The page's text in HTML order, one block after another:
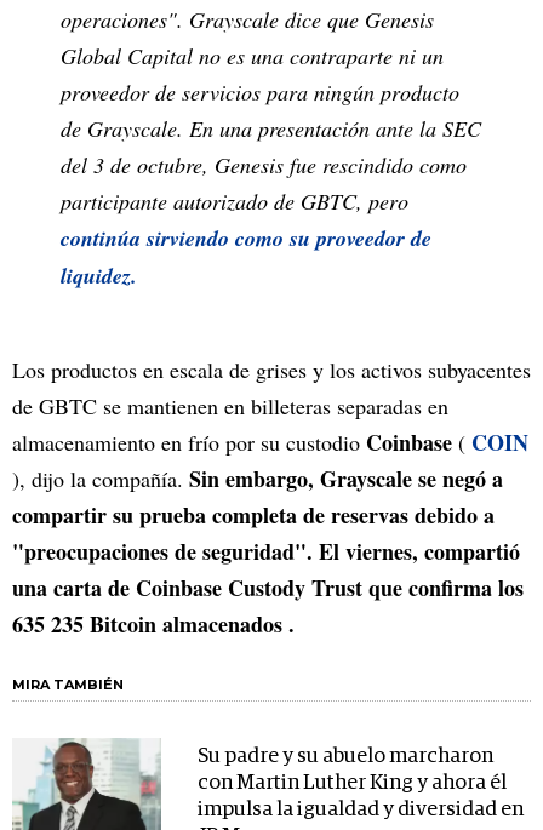
operaciones". Grayscale dice que Genesis
Global Capital no es una contraparte ni un
proveedor de servicios para ningún producto
de Grayscale. En una presentación ante la SEC
del 3 de octubre, Genesis fue rescindido como
participante autorizado de GBTC, pero
continúa sirviendo como su proveedor de
liquidez.
Los productos en escala de grises y los activos subyacentes
de GBTC se mantienen en billeteras separadas en
almacenamiento en frío por su custodio Coinbase ( COIN
), dijo la compañía. Sin embargo, Grayscale se negó a
compartir su prueba completa de reservas debido a
"preocupaciones de seguridad". El viernes, compartió
una carta de Coinbase Custody Trust que confirma los
635 235 Bitcoin almacenados .
MIRA TAMBIÉN
Su padre y su abuelo marcharon
con Martin Luther King y ahora él
impulsa la igualdad y diversidad en